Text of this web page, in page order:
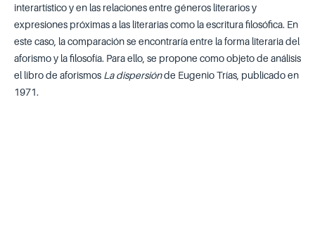
interartístico y en las relaciones entre géneros literarios y
expresiones próximas a las literarias como la escritura filosófica. En
este caso, la comparación se encontraría entre la forma literaria del
aforismo y la filosofía. Para ello, se propone como objeto de análisis
el libro de aforismos La dispersiónde Eugenio Trías, publicado en
1971.